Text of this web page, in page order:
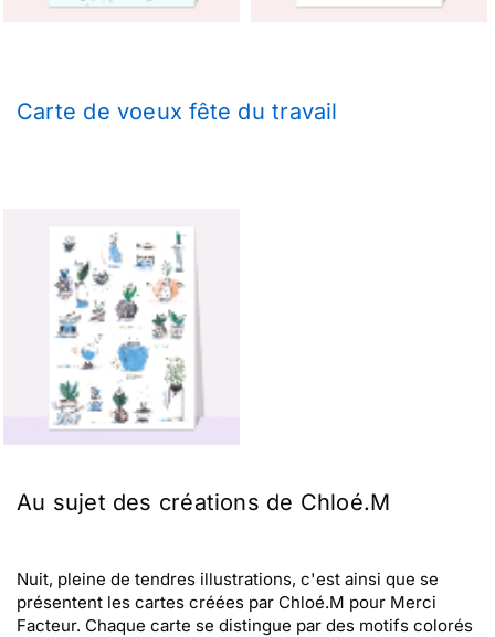
Carte de voeux fête du travail
Au sujet des créations de Chloé.M
Nuit, pleine de tendres illustrations, c'est ainsi que se
présentent les cartes créées par Chloé.M pour Merci
Facteur. Chaque carte se distingue par des motifs colorés